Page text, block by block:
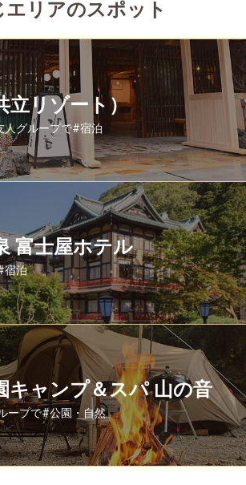
エリアのスポット
立リゾート）
人グループで#宿泊
富士屋ホテル
宿泊
キャンプ＆スパ 山の音
ープで#公園・自然